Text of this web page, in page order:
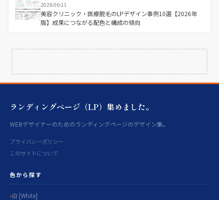
2026-06-11
美容クリニック・医療脱毛のLPデザイン事例10選【2026年
版】成果につながる配色と構成の傾向
ランディングページ（LP）集めました。
WEBデザイナーのためのランディングページのデザイン集。
プライバシーポリシー
このサイトについて
色から探す
白 [White]